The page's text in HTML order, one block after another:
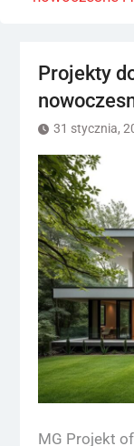
Projekty
31 stycznia,
MG Projekt